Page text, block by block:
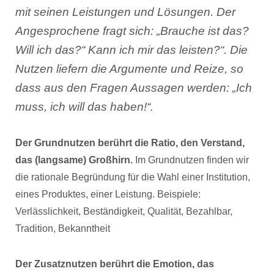
mit seinen Leistungen und Lösungen. Der
Angesprochene fragt sich: „Brauche ist das?
Will ich das?“ Kann ich mir das leisten?“. Die
Nutzen liefern die Argumente und Reize, so
dass aus den Fragen Aussagen werden: „Ich
muss, ich will das haben!“.
Der Grundnutzen berührt die Ratio, den Verstand,
das (langsame) Großhirn. Im Grundnutzen finden wir
die rationale Begründung für die Wahl einer Institution,
eines Produktes, einer Leistung. Beispiele:
Verlässlichkeit, Beständigkeit, Qualität, Bezahlbar,
Tradition, Bekanntheit
Der Zusatznutzen berührt die Emotion, das